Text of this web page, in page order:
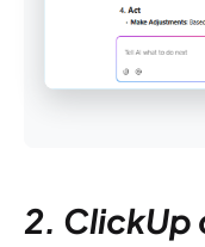
2. ClickUp